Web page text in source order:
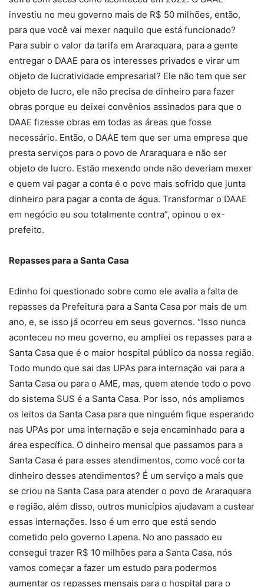
investiu no meu governo mais de R$ 50 milhões, então,
para que você vai mexer naquilo que está funcionado?
Para subir o valor da tarifa em Araraquara, para a gente
entregar o DAAE para os interesses privados e virar um
objeto de lucratividade empresarial? Ele não tem que ser
objeto de lucro, ele não precisa de dinheiro para fazer
obras porque eu deixei convênios assinados para que o
DAAE fizesse obras em todas as áreas que fosse
necessário. Então, o DAAE tem que ser uma empresa que
presta serviços para o povo de Araraquara e não ser
objeto de lucro. Estão mexendo onde não deveriam mexer
e quem vai pagar a conta é o povo mais sofrido que junta
dinheiro para pagar a conta de água. Transformar o DAAE
em negócio eu sou totalmente contra”, opinou o ex-
prefeito.
Repasses para a Santa Casa
Edinho foi questionado sobre como ele avalia a falta de
repasses da Prefeitura para a Santa Casa por mais de um
ano, e, se isso já ocorreu em seus governos. “Isso nunca
aconteceu no meu governo, eu ampliei os repasses para a
Santa Casa que é o maior hospital público da nossa região.
Todo mundo que sai das UPAs para internação vai para a
Santa Casa ou para o AME, mas, quem atende todo o povo
do sistema SUS é a Santa Casa. Por isso, nós ampliamos
os leitos da Santa Casa para que ninguém fique esperando
nas UPAs por uma internação e seja encaminhado para a
área específica. O dinheiro mensal que passamos para a
Santa Casa é para esses atendimentos, como você corta
dinheiro desses atendimentos? É um serviço a mais que
se criou na Santa Casa para atender o povo de Araraquara
e região, além disso, outros municípios ajudavam a custear
essas internações. Isso é um erro que está sendo
cometido pelo governo Lapena. No ano passado eu
consegui trazer R$ 10 milhões para a Santa Casa, nós
vamos começar a fazer um estudo para podermos
aumentar os repasses mensais para o hospital para o